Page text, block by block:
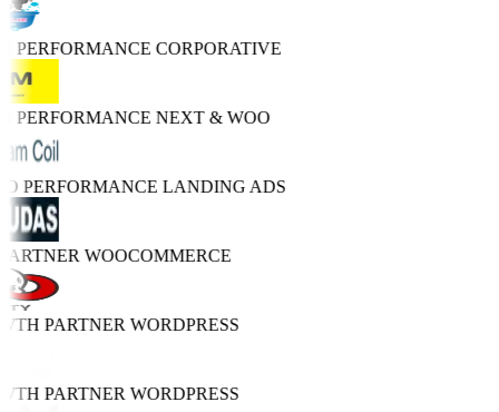
PERFORMANCECORPORATIVE
PERFORMANCENEXT & WOO
PERFORMANCELANDING ADS
WOOCOMMERCE
PARTNERWORDPRESS
PARTNERWORDPRESS